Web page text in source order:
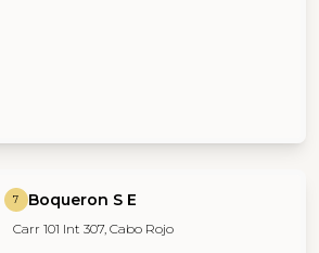
7 Boqueron S E
Carr 101 Int 307, Cabo Rojo